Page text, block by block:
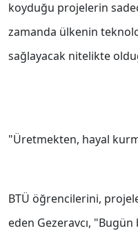
koyduğu projelerin
zamanda ülkenin
sağlayacak nitelikte
"Üretmekten, hayal
BTÜ öğrencilerini,
eden Gezeravcı,